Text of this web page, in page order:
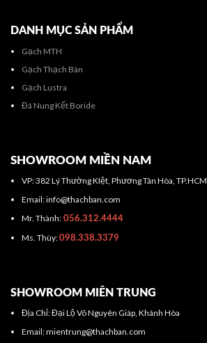
DANH MỤC SẢN PHẨM
Gạch MTH
Gạch Thạch Bàn
Gạch Lustra
Đá Nung Kết Boride
SHOWROOM MIỀN NAM
VP: 382 Lý Thường KIệt, Phương Tân Hòa, TP.HCM
Email: info@thachban.com
Mr. Thành:056.312.4444
Ms. Thùy:098.338.3379
SHOWROOM MIÊN TRUNG
Địa Chỉ: Đại Lộ Võ Nguyên Giáp, Khánh Hòa
Email: mientrung@thachban.com